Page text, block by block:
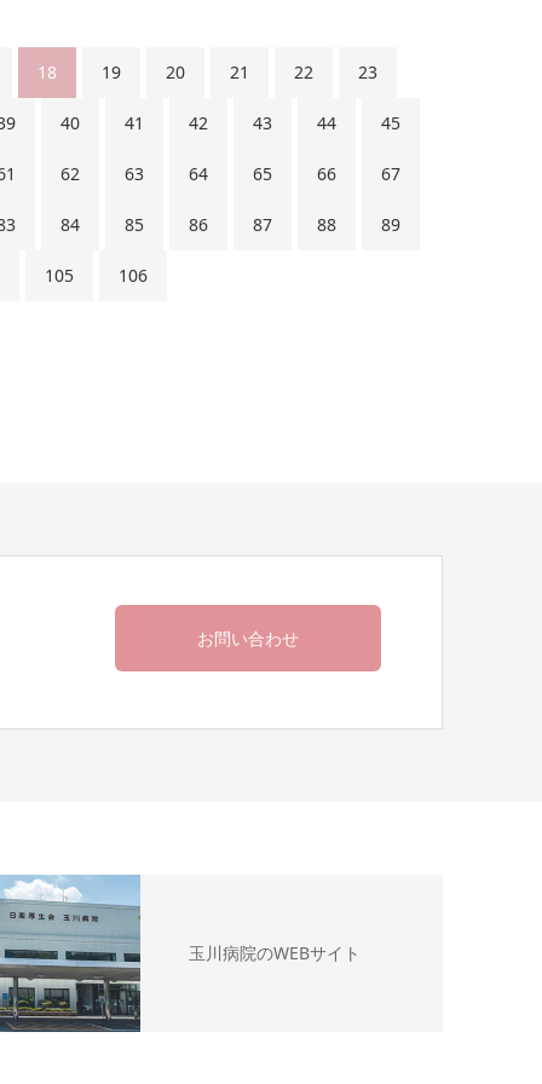
18 19 20 21 22 23
40 41 42 43 44 45
62 63 64 65 66 67
84 85 86 87 88 89
105 106
お問い合わせ
玉川病院のWEBサイト